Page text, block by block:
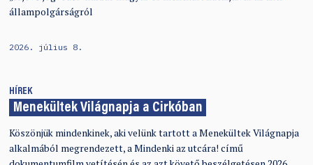
állampolgárságról
2026. július 8.
HÍREK
Menekültek Világnapja a Cirkóban
Köszönjük mindenkinek, aki velünk tartott a Menekültek Világnapja
alkalmából megrendezett, a Mindenki az utcára! című